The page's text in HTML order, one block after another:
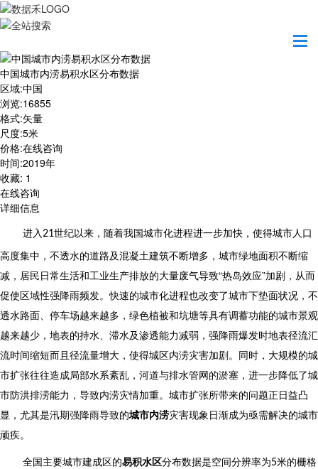
中国城市内涝易积水区分布数据
区域:中国
浏览:16855
格式:矢量
尺度:5米
价格:在线咨询
时间:2019年
收藏: 1
在线咨询
详细信息
进入21世纪以来，随着我国城市化进程进一步加快，使得城市人口
高度集中，不透水的道路及混凝土建筑不断增多，城市绿地面积不断缩
减，居民日常生活和工业生产排放的大量废气导致“热岛效应”加剧，从而
促使区域性强降雨频发。快速的城市化进程也改变了城市下垫面状况，不
透水路面、停车场越来越多，绿色植被和坑塘等具有调蓄功能的城市景观
越来越少，地表的持水、滞水及渗透能力减弱，强降雨爆发时地表径流汇
流时间缩短而且径流量增大，使得城区内涝灾害加剧。同时，大规模的城
市扩张往往造成局部水系紊乱，河道与排水管网的淤塞，进一步降低了城
市防洪排涝能力，导致内涝灾情加重。城市扩张所带来的问题正日益凸
显，尤其是汛期强降雨导致的城市内涝灾害现象日渐成为亟需解决的城市
顽疾。
全国主要城市建成区的易积水区分布数据是空间分辨率为5米的栅格